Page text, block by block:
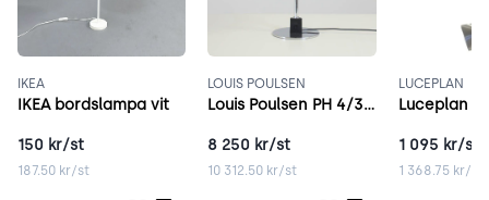
IKEA
IKEA bordslampa vit
150 kr/st
187.50 kr/st
LOUIS POULSEN
Louis Poulsen PH 4/3 vit
8 250 kr/st
10 312.50 kr/st
LUCEPLAN
1 095 kr/st
1 368.75kr/st